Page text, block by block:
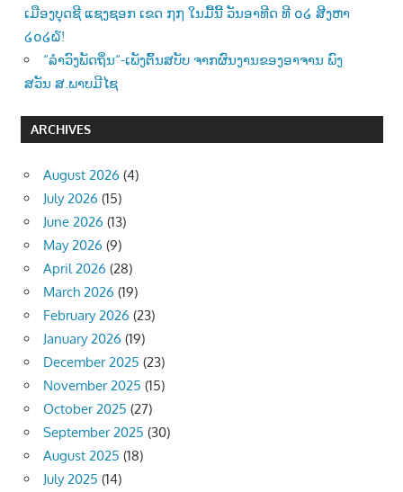
ເມືອງບຸດຊີ ແຊງຊອກ ເຂດ ໗໗ ໃນມື້ນີ້ ວັນອາທີດ ທີ ໐໒ ສີງຫາ
໒໐໒໖!
“ລຳວົງພັດຖິ່ນ“-ເພັງຕົ້ນສບັບ ຈາກຜົນງານຂອງອາຈານ ພົງ
ສວັນ ສ.ພາບມີໄຊ
ARCHIVES
August 2026 (4)
July 2026 (15)
June 2026 (13)
May 2026 (9)
April 2026 (28)
March 2026 (19)
February 2026 (23)
January 2026 (19)
December 2025 (23)
November 2025 (15)
October 2025 (27)
September 2025 (30)
August 2025 (18)
July 2025 (14)